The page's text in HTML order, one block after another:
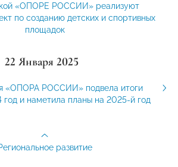
«ОПОРЕ РОССИИ» реализуют
по созданию детских и спортивных
площадок
22 Января 2025
«ОПОРА РОССИИ» подвела итоги
год и наметила планы на 2025-й год
развитие